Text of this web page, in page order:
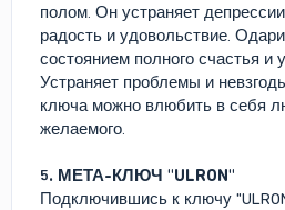
полом. Он устраняет
радость и удовольствие.
состоянием полного счастья и
Устраняет проблемы и
ключа можно влюбить в себя
желаемого.
5. МЕТА-КЛЮЧ "ULRON"
Подключившись к ключу